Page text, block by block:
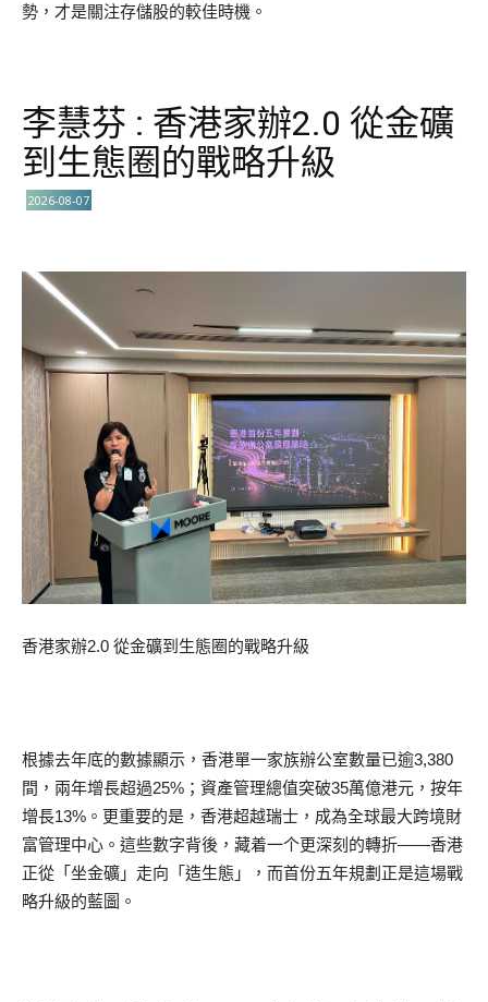
勢，才是關注存儲股的較佳時機。
李慧芬 : 香港家辦2.0 從金礦
到生態圈的戰略升級
2026-08-07
香港家辦2.0 從金礦到生態圈的戰略升級
根據去年底的數據顯示，香港單一家族辦公室數量已逾3,380
間，兩年增長超過25%；資產管理總值突破35萬億港元，按年
增長13%。更重要的是，香港超越瑞士，成為全球最大跨境財
富管理中心。這些數字背後，藏着一个更深刻的轉折——香港
正從「坐金礦」走向「造生態」，而首份五年規劃正是這場戰
略升級的藍圖。